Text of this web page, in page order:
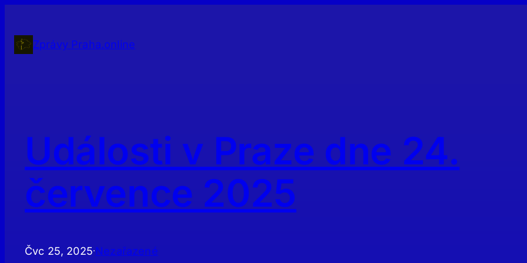
obsahZprávy Praha.online
Události v Praze dne 24.
července 2025
Čvc 25, 2025·Nezařazené